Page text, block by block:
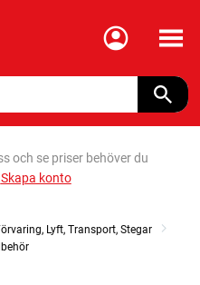
Meny
och se priser behöver du
Skapa konto
Lyft, Transport, Stegar